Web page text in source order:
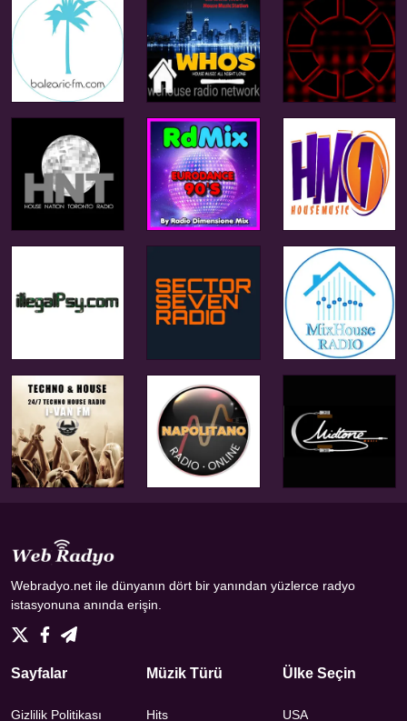
Webradyo.net ile dünyanın dört bir yanından yüzlerce radyo
istasyonuna anında erişin.
Sayfalar
Gizlilik Politikası
Müzik Türü
Hits
Ülke Seçin
USA